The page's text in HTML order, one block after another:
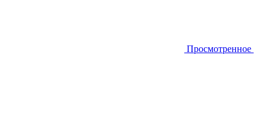
Просмотренное